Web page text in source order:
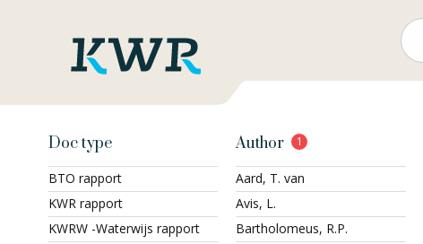
Doc type
BTO rapport
KWR rapport
KWRW -Waterwijs rapport
Author 1
Aard, T. van
Avis, L.
Bartholomeus, R.P.